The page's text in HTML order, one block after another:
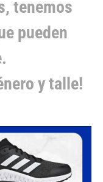
tenemos
pueden
y talle!